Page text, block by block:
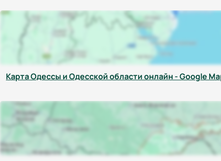
Карта Одессы и Одесской области онлайн - Google